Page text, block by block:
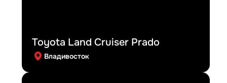
Toyota Land Cruiser Prado
Владивосток